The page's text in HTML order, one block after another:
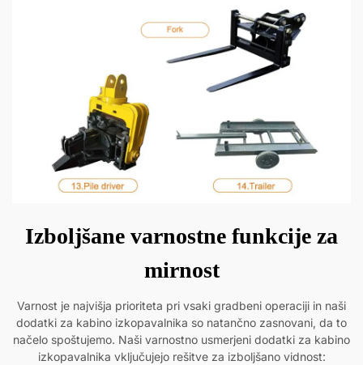
Izboljšane varnostne funkcije za
mirnost
Varnost je najvišja prioriteta pri vsaki gradbeni operaciji in naši
dodatki za kabino izkopavalnika so natančno zasnovani, da to
načelo spoštujemo. Naši varnostno usmerjeni dodatki za kabino
izkopavalnika vključujejo rešitve za izboljšano vidnost: